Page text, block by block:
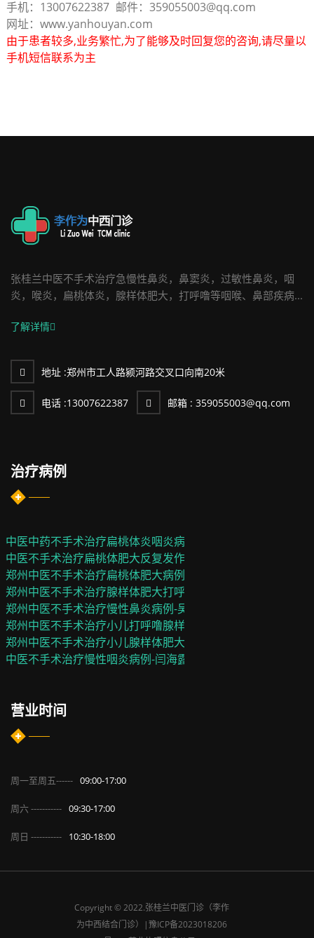
手机：13007622387 邮件：359055003@qq.com
网址：www.yanhouyan.com
由于患者较多,业务繁忙,为了能够及时回复您的咨询,请尽量以
手机短信联系为主
张桂兰中医不手术治疗急慢性鼻炎，鼻窦炎，过敏性鼻炎，咽
炎，喉炎，扁桃体炎，腺样体肥大，打呼噜等咽喉、鼻部疾病...
了解详情
地址 :郑州市工人路颍河路交叉口向南20米
电话 :13007622387 邮箱 : 359055003@qq.com
治疗病例
中医中药不手术治疗扁桃体炎咽炎病例-姚霞
中医不手术治疗扁桃体肥大反复发作病例-田耀祖...
郑州中医不手术治疗扁桃体肥大病例-李浩源...
郑州中医不手术治疗腺样体肥大打呼噜病例-李子辰
郑州中医不手术治疗慢性鼻炎病例-吴名航
郑州中医不手术治疗小儿打呼噜腺样体肥大病例-袁浩然
郑州中医不手术治疗小儿腺样体肥大打呼噜鼻窦炎典型病例---
中医不手术治疗慢性咽炎病例-闫海露
营业时间
周一至周五------ 09:00-17:00
周六 ----------- 09:30-17:00
周日 ----------- 10:30-18:00
Copyright © 2022.张桂兰中医门诊（李作
为中西结合门诊）|豫ICP备2023018206